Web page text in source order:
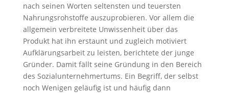
nach seinen Worten seltensten und teuersten
Nahrungsrohstoffe auszuprobieren. Vor allem die
allgemein verbreitete Unwissenheit über das
Produkt hat ihn erstaunt und zugleich motiviert
Aufklärungsarbeit zu leisten, berichtete der junge
Gründer. Damit fällt seine Gründung in den Bereich
des Sozialunternehmertums. Ein Begriff, der selbst
noch Wenigen geläufig ist und häufig dann